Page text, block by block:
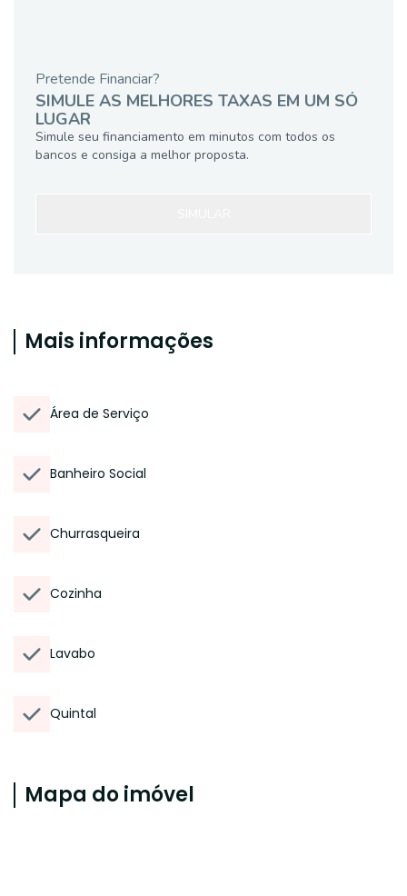
Pretende Financiar?
SIMULE AS MELHORES TAXAS EM UM SÓ
LUGAR
Simule seu financiamento em minutos com todos os
bancos e consiga a melhor proposta.
Mais informações
Área de Serviço
Banheiro Social
Churrasqueira
Cozinha
Lavabo
Quintal
Mapa do imóvel